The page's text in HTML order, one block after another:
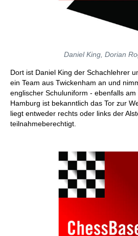
Daniel King, Dorian
Dort ist Daniel King der Schachlehrer
ein Team aus Twickenham an und
englischer Schuluniform - ebenfalls
Hamburg ist bekanntlich das Tor zur
liegt entweder rechts oder links der
teilnahmeberechtigt.